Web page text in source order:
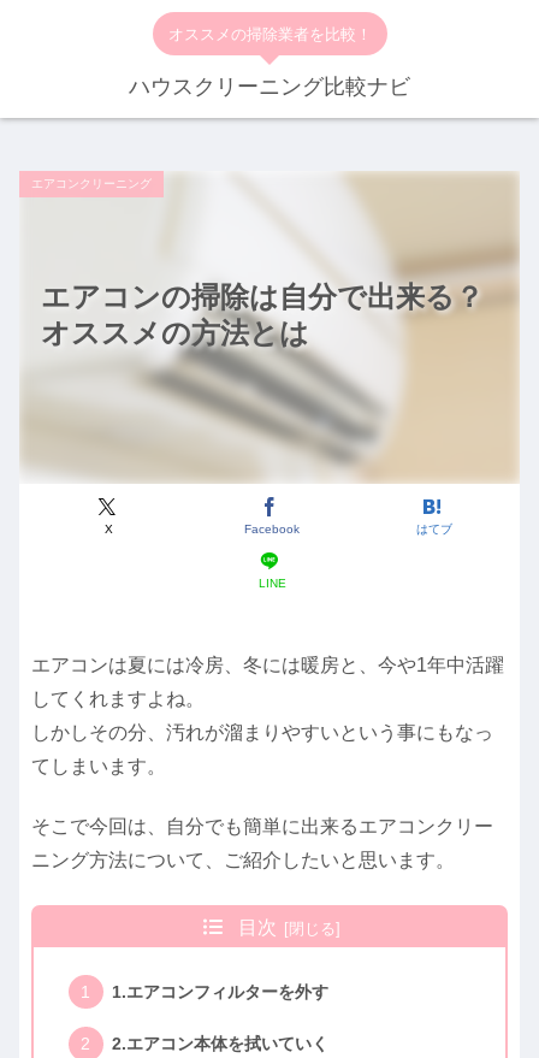
オススメの掃除業者を比較！
ハウスクリーニング比較ナビ
エアコンの掃除は自分で出来る？
オススメの方法とは
エアコンクリーニング
X Facebook はてブ
LINE
エアコンは夏には冷房、冬には暖房と、今や1年中活躍
してくれますよね。
しかしその分、汚れが溜まりやすいという事にもなっ
てしまいます。
そこで今回は、自分でも簡単に出来るエアコンクリー
ニング方法について、ご紹介したいと思います。
目次
1.エアコンフィルターを外す
2.エアコン本体を拭いていく